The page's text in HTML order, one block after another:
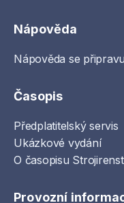
Nápověda
Nápověda se
Časopis
Předplatitelský servis
Ukázkové vydání
O časopisu
Provozní